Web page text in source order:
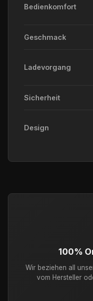
Bedienkomfort
Geschmack
Ladevorgang
Sicherheit
Design
100%
Wir beziehen all
vom Hersteller